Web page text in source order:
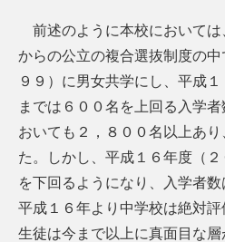
前述のように本校においては
からの公立の複合選抜制度の
９９）に男女共学にし、平成
までは６００名を上回る入学
おいても２，８００名以上あ
た。しかし、平成１６年度（
を下回るようになり、入学者数
平成１６年より中学校は絶対
生徒は今まで以上に真面目な層